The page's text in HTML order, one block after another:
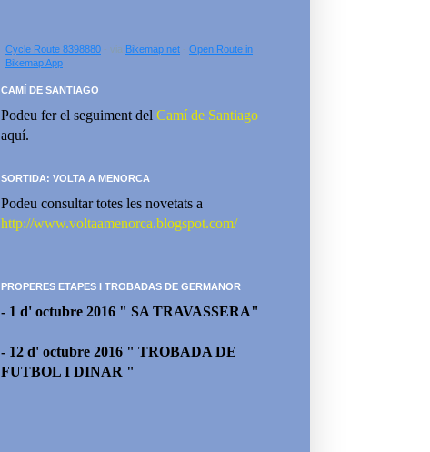
Cycle Route 8398880 - via Bikemap.net - Open Route in
Bikemap App
CAMÍ DE SANTIAGO
Podeu fer el seguiment del Camí de Santiago
aquí.
SORTIDA: VOLTA A MENORCA
Podeu consultar totes les novetats a
http://www.voltaamenorca.blogspot.com/
PROPERES ETAPES I TROBADAS DE GERMANOR
- 1 d' octubre 2016 " SA TRAVASSERA"
- 12 d' octubre 2016 " TROBADA DE
FUTBOL I DINAR "